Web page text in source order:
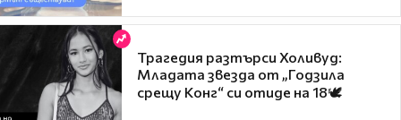
Трагедия разтърси Холивуд:
Младата звезда от „Годзила
срещу Конг“ си отиде на 18🕊️